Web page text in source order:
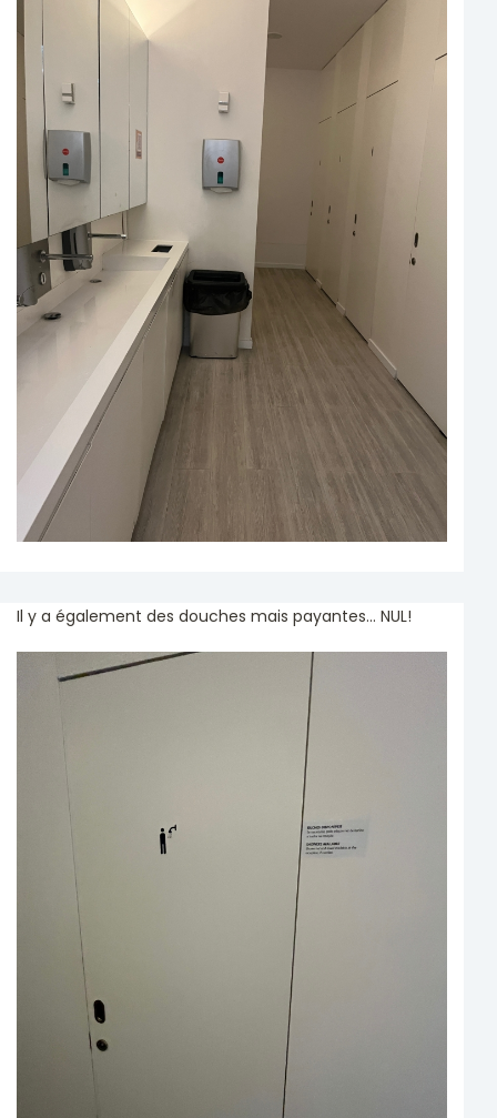
Il y a également des douches mais payantes... NUL!